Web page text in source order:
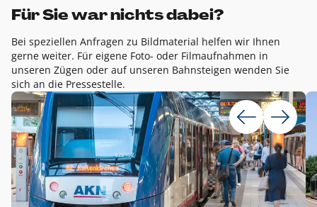
Für Sie war nichts dabei?
Bei speziellen Anfragen zu Bildmaterial helfen wir Ihnen
gerne weiter. Für eigene Foto- oder Filmaufnahmen in
unseren Zügen oder auf unseren Bahnsteigen wenden Sie
sich an die Pressestelle.